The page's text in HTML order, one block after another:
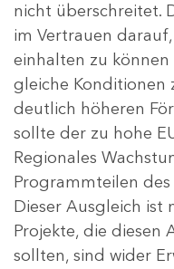
nicht überschreitet.
im Vertrauen
einhalten zu
gleiche Konditionen
deutlich höheren
sollte der zu hohe
Regionales
Programmteilen
Dieser Ausgleich ist
Projekte, die diesen
sollten, sind wider